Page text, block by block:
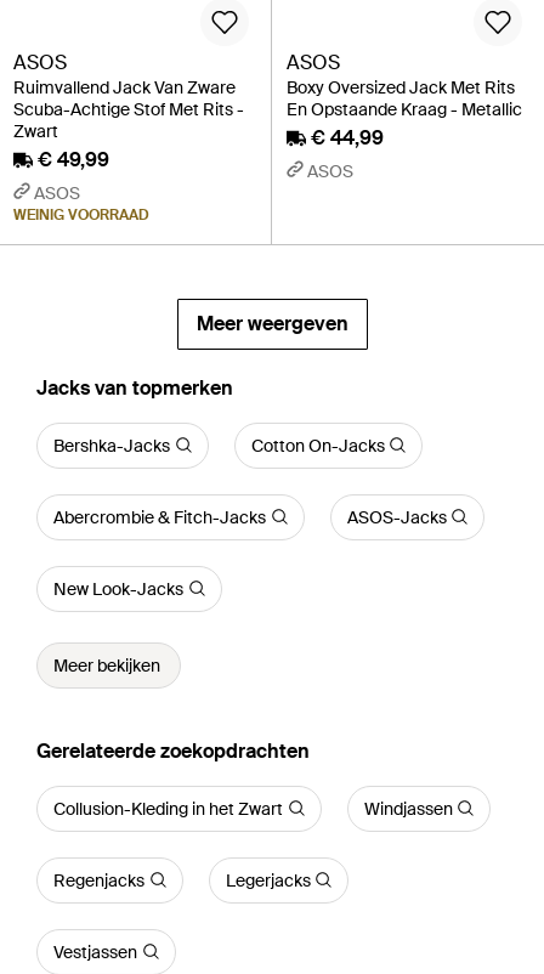
ASOS
Ruimvallend Jack Van Zware
Scuba-Achtige Stof Met Rits -
Zwart
€ 49,99
ASOS
WEINIG VOORRAAD
ASOS
Boxy Oversized Jack Met Rits
En Opstaande Kraag - Metallic
€ 44,99
ASOS
Meer weergeven
‪Jacks‬ van topmerken
Bershka-Jacks Cotton On-Jacks
Abercrombie & Fitch-Jacks ASOS-Jacks
New Look-Jacks
Meer bekijken
Gerelateerde zoekopdrachten
Collusion-Kleding in het Zwart Windjassen
Regenjacks Legerjacks
Vestjassen